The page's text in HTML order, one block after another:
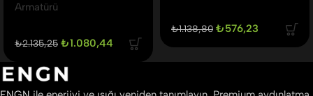
Armatürü
₺2.135,25 ₺1.080,44
₺1.138,80 ₺576,23